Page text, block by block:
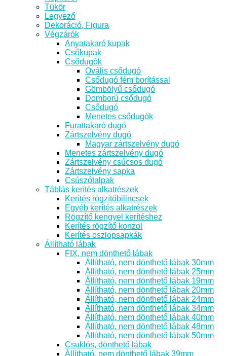
Tükör
Legyező
Dekoráció, Figura
Végzárók
Anyatakaró kupak
Csőkupak
Csődugók
Ovális csődugó
Csődugó fém borítással
Gömbölyű csődugó
Domború csődugó
Csődugó
Menetes csődugók
Furattakaró dugó
Zártszelvény dugó
Magyar zártszelvény dugó
Menetes zártszelvény dugó
Zártszelvény csúcsos dugó
Zártszelvény sapka
Csúszótalpak
Táblás kerítés alkatrészek
Kerítés rögzítőbilincsek
Egyéb kerítés alkatrészek
Rögzítő kengyel kerítéshez
Kerítés rögzítő konzol
Kerítés oszlopsapkák
Állítható lábak
FIX, nem dönthető lábak
Állítható, nem dönthető lábak 30mm
Állítható, nem dönthető lábak 25mm
Állítható, nem dönthető lábak 19mm
Állítható, nem dönthető lábak 20mm
Állítható, nem dönthető lábak 24mm
Állítható, nem dönthető lábak 34mm
Állítható, nem dönthető lábak 40mm
Állítható, nem dönthető lábak 48mm
Állítható, nem dönthető lábak 50mm
Csuklós, dönthető lábak
Állítható, nem dönthető lábak 39mm